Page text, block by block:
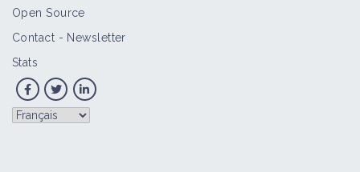
Open Source
Contact - Newsletter
Stats